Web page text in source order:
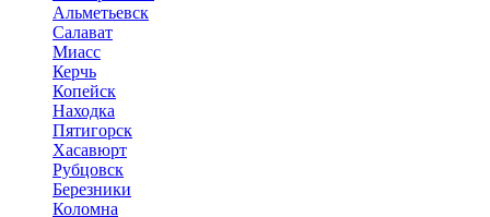
Альметьевск
Салават
Миасс
Керчь
Копейск
Находка
Пятигорск
Хасавюрт
Рубцовск
Березники
Коломна